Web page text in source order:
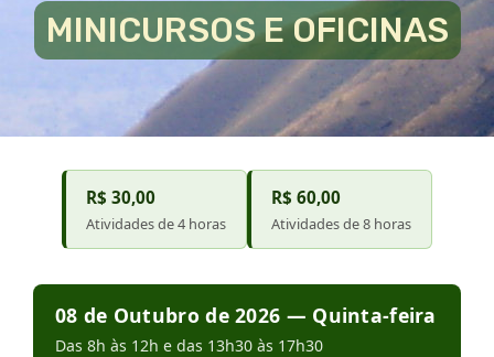
MINICURSOS E OFICINAS
R$ 30,00
Atividades de 4 horas
R$ 60,00
Atividades de 8 horas
08 de Outubro de 2026 — Quinta-feira
Das 8h às 12h e das 13h30 às 17h30